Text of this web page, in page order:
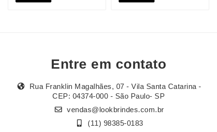
Entre em contato
Rua Franklin Magalhães, 07 - Vila Santa Catarina -
CEP: 04374-000 - São Paulo- SP
vendas@lookbrindes.com.br
(11) 98385-0183